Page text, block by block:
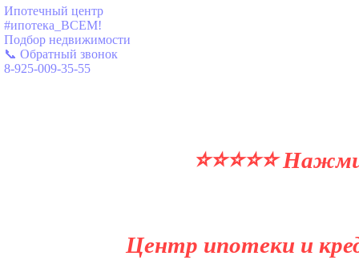
Ипотечный центр
#ипотека_ВСЕМ!
Подбор недвижимости
📞 Обратный звонок
8-925-009-35-55
⭐⭐⭐⭐⭐
Центр ипотеки и